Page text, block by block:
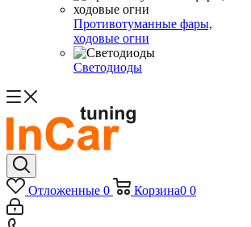
Противотуманные фары,
ходовые огни
Светодиоды
Отложенные 0 Корзина0 0